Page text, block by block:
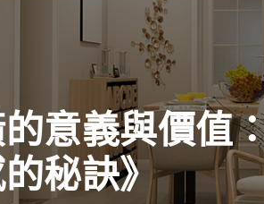
的意義與價值
秘訣》